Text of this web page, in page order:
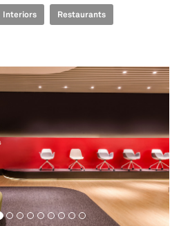
Interiors Restaurants